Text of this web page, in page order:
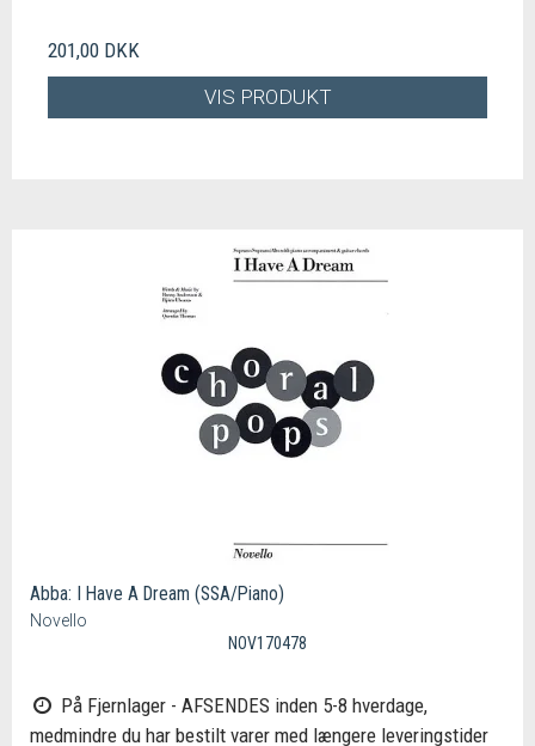
201,00 DKK
VIS PRODUKT
Abba: I Have A Dream (SSA/Piano)
Novello
NOV170478
På Fjernlager - AFSENDES inden 5-8 hverdage,
medmindre du har bestilt varer med længere leveringstider